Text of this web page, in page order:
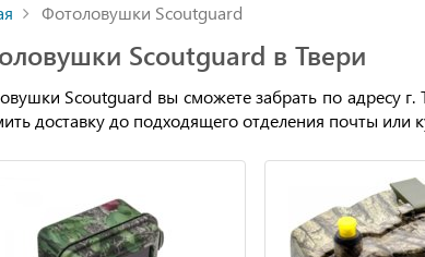
Фотоловушки Scoutguard
Scoutguard в Твери
Scoutguard вы сможете забрать по адресу
доставку до подходящего отделения почты или